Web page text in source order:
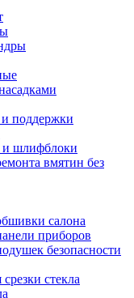
поддержки
и шлифблоки
вмятин без
салона
приборов
безопасности
стекла